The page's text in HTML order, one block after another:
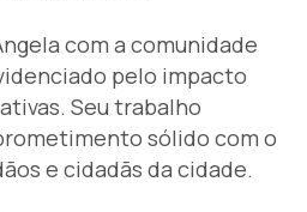
com a comunidade
pelo impacto
Seu trabalho
sólido com o
e cidadãs da cidade.